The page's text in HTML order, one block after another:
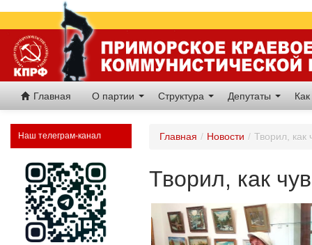
Главная О партии Структура Депутаты
Наш телеграм-канал Главная / Новости / Творил, как
Творил, как